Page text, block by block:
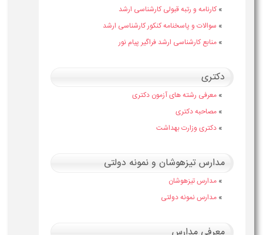
» کارنامه و رتبه قبولی کارشناسی ارشد
» سوالات و پاسخنامه کنکور کارشناسی ارشد
» منابع کارشناسی ارشد فراگیر پیام نور
دکتری
» معرفی رشته های آزمون دکتری
» مصاحبه دکتری
» دکتری وزارت بهداشت
مدارس تیزهوشان و نمونه دولتی
» مدارس تیزهوشان
» مدارس نمونه دولتی